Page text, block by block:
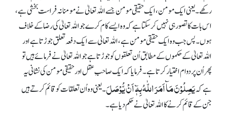
رکھے۔ یعنی ایک مومن، ایک حقیقی مومن جسے اللہ تعالیٰ نے مومنانہ فراست بخشی ہے،
اس بات کا تصور ہی نہیں کر سکتا ہے کہ وہ ایسے کام کرے جو اللہ تعالیٰ کی رضا کے خلاف
ہوں۔ پس جب وہ ایک حقیقی مومن ہے، اللہ تعالیٰ سے ایک دفعہ تعلق جوڑتا ہے اور
اللہ تعالیٰ کے حکموں کے مطابق اُن تعلقوں کو جوڑتا ہے جو اللہ تعالیٰ نے فرمائے ہیں تو
پھر اُن پر دوام اختیار کرتا ہے۔ فرمایا کہ ایک صاحبِ عقل اور حقیقی مومن کی نشانی یہ
ہے کہیَصِلُوْنَ مَآ اَمَرَ اللّٰہُ بِہٖٓ اَنْ یُّوْصَلَ۔ یعنی وہ اُن تعلقات کو قائم کرتے ہیں
جن کے قائم کرنے کا اللہ تعالیٰ نے حکم دیا ہے۔